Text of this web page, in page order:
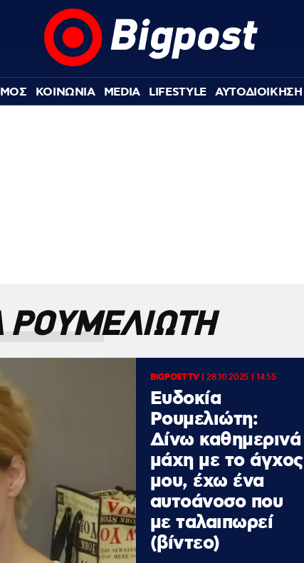
ΚΟΙΝΩΝΙΑ MEDIA LIFESTYLE ΑΥΤΟΔΙΟΙΚΗΣΗ
ΡΟΥΜΕΛΙΩΤΗ
BIGPOST TV|28.10.2025 | 14:55
Ευδοκία
Ρουμελιώτη:
Δίνω καθημερινά
μάχη με το άγχος
μου, έχω ένα
αυτοάνοσο που
με ταλαιπωρεί
(βίντεο)